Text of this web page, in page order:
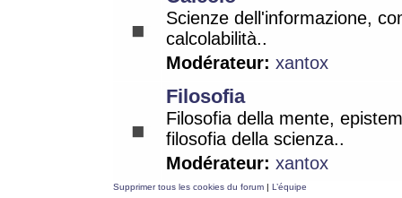
Scienze dell'informazione,
calcolabilità..
Modérateur: xantox
Filosofia
Filosofia della mente,
filosofia della scienza..
Modérateur: xantox
Supprimer tous les cookies du forum | L’équipe